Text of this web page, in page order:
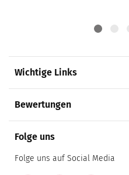
Wichtige Links
Folge uns
Folge uns auf Social Media
Bewertungen